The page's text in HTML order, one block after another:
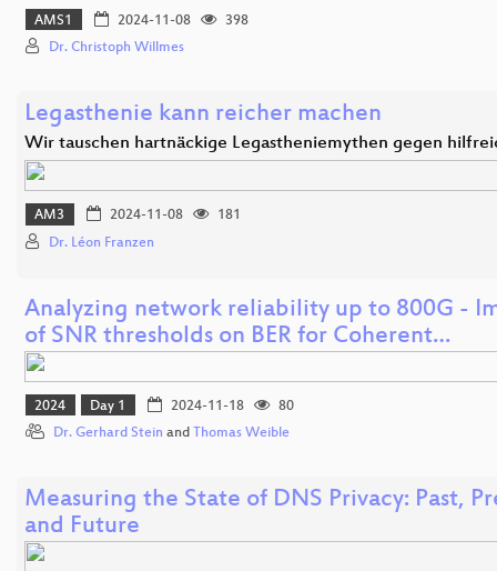
AMS1 2024-11-08
398
Dr. Christoph Willmes
Legasthenie kann reicher machen
Wir tauschen hartnäckige Legastheniemythen gegen
AM3 2024-11-08
181
Dr. Léon Franzen
Analyzing network reliability up to 800G -
of SNR thresholds on BER for Coherent…
2024 Day 1 2024-11-18
80
Dr. Gerhard Stein and Thomas Weible
Measuring the State of DNS Privacy: Past,
and Future